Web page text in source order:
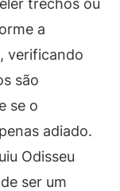
trechos ou
a
verificando
são
se o
adiado.
Odisseu
ser um